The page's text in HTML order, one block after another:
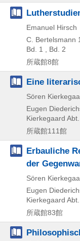
Emanuel Hirsch
C. Bertelsmann
Bd. 1 , Bd. 2
所蔵館8館
Eine
Sören
Eugen
Kierkegaard
所蔵館111館
Erbauliche
der
Sören
Eugen
Kierkegaard
所蔵館83館